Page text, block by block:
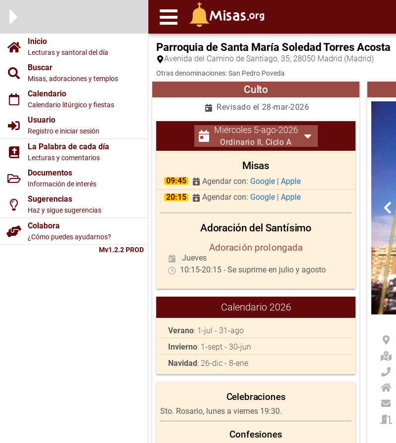
Inicio
Lecturas y santoral del día
Buscar
Misas, adoraciones y templos
Calendario
Calendario litúrgico y fiestas
Usuario
Registro e iniciar sesión
La Palabra de cada día
Lecturas y comentarios
Documentos
Información de interés
Sugerencias
Haz y sigue sugerencias
Colabora
¿Cómo puedes ayudarnos?
Mv1.2.2 PROD
Parroquia de Santa María Soledad Torres Acosta
Avenida del Camino de Santiago, 35; 28050 Madrid (Madrid)
Otras denominaciones: San Pedro Poveda
Culto
Revisado el 28-mar-2026
Miércoles 5-ago-2026
Ordinario II, Ciclo A
Misas
09:45 Agendar con: Google | Apple
20:15
Agendar con: Google | Apple
Adoración del Santísimo
Adoración prolongada
Jueves
10:15-20:15 - Se suprime en julio y agosto
Calendario 2026
Verano: 1-jul - 31-ago
Invierno: 1-sept - 30-jun
Navidad: 26-dic - 8-ene
Celebraciones
Sto. Rosario, lunes a viernes 19:30.
Confesiones